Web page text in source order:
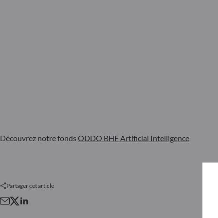
Découvrez notre fonds ODDO BHF Artificial Intelligence
Partager cet article